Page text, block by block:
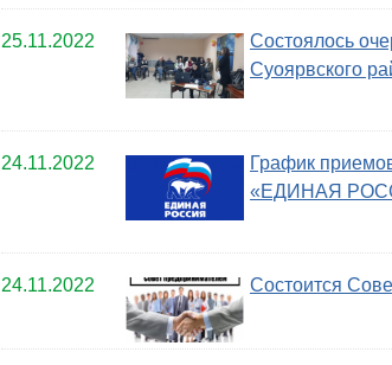
25.11.2022
Состоялось
Суоярвского
24.11.2022
График
«ЕДИНАЯ
24.11.2022 Состоится